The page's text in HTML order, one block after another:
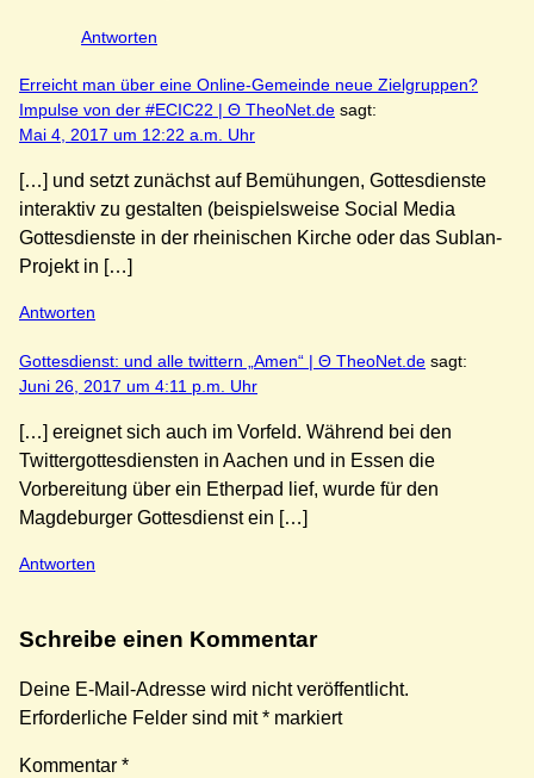
Antworten
Erreicht man über eine Online-Gemeinde neue Zielgruppen?
Impulse von der #ECIC22 | Θ TheoNet.de sagt:
Mai 4, 2017 um 12:22 a.m. Uhr
[…] und setzt zunächst auf Bemühungen, Gottesdienste
interaktiv zu gestalten (beispielsweise Social Media
Gottesdienste in der rheinischen Kirche oder das Sublan-
Projekt in […]
Antworten
Gottesdienst: und alle twittern „Amen“ | Θ TheoNet.de sagt:
Juni 26, 2017 um 4:11 p.m. Uhr
[…] ereignet sich auch im Vorfeld. Während bei den
Twittergottesdiensten in Aachen und in Essen die
Vorbereitung über ein Etherpad lief, wurde für den
Magdeburger Gottesdienst ein […]
Antworten
Schreibe einen Kommentar
Deine E-Mail-Adresse wird nicht veröffentlicht.
Erforderliche Felder sind mit* markiert
Kommentar *